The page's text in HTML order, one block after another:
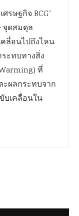
ศรษฐกิจ BCG”
จุดสมดุล
ลื่อนไปถึงไหน
ระทบทางสิ่ง
ที่
ผลกระทบจาก
บเคลื่อนใน